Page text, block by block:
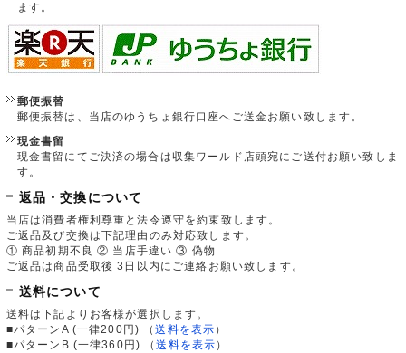
ます。
郵便振替
郵便振替は、当店のゆうちょ銀行口座へご送金お願い致します。
現金書留
現金書留にてご決済の場合は収集ワールド店頭宛にご送付お願い致しま
す。
返品・交換について
当店は消費者権利尊重と法令遵守を約束致します。
ご返品及び交換は下記理由のみ対応致します。
① 商品初期不良 ② 当店手違い ③ 偽物
ご返品は商品受取後 3日以内にご連絡お願い致します。
送料について
送料は下記よりお客様が選択します。
■パターンA (一律200円)
（送料を表示 ）
■パターンB (一律360円)
（送料を表示 ）